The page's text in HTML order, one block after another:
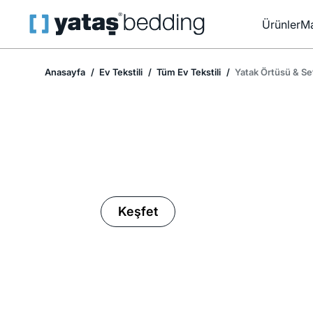
Ürünler
Anasayfa Ev Tekstili Tüm Ev Tekstili Yatak Örtüsü &
Keşfet